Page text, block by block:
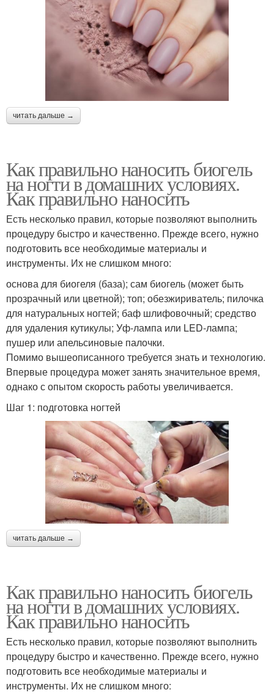
читать дальше →
Как правильно наносить биогель
на ногти в домашних условиях.
Как правильно наносить
Есть несколько правил, которые позволяют выполнить
процедуру быстро и качественно. Прежде всего, нужно
подготовить все необходимые материалы и
инструменты. Их не слишком много:
основа для биогеля (база); сам биогель (может быть
прозрачный или цветной); топ; обезжириватель; пилочка
для натуральных ногтей; баф шлифовочный; средство
для удаления кутикулы; Уф-лампа или LED-лампа;
пушер или апельсиновые палочки.
Помимо вышеописанного требуется знать и технологию.
Впервые процедура может занять значительное время,
однако с опытом скорость работы увеличивается.
Шаг 1: подготовка ногтей
читать дальше →
Как правильно наносить биогель
на ногти в домашних условиях.
Как правильно наносить
Есть несколько правил, которые позволяют выполнить
процедуру быстро и качественно. Прежде всего, нужно
подготовить все необходимые материалы и
инструменты. Их не слишком много: